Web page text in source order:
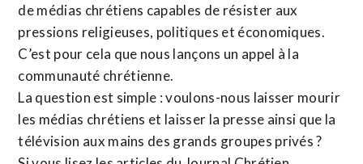
de médias chrétiens capables de résister aux
pressions religieuses, politiques et économiques.
C’est pour cela que nous lançons un appel à la
communauté chrétienne.
La question est simple : voulons-nous laisser mourir
les médias chrétiens et laisser la presse ainsi que la
télévision aux mains des grands groupes privés ?